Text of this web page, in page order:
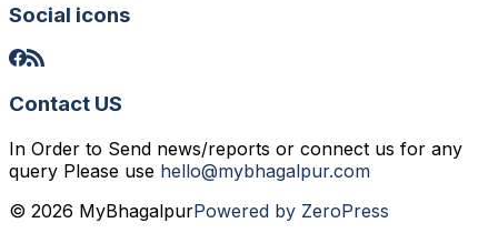
Social icons
Contact US
In Order to Send news/reports or connect us for any
query Please use hello@mybhagalpur.com
© 2026 MyBhagalpurPowered by ZeroPress